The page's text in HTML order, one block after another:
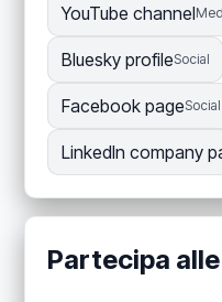
YouTube channel
Bluesky profileSocial
Facebook pageSocial
LinkedIn company
Partecipa